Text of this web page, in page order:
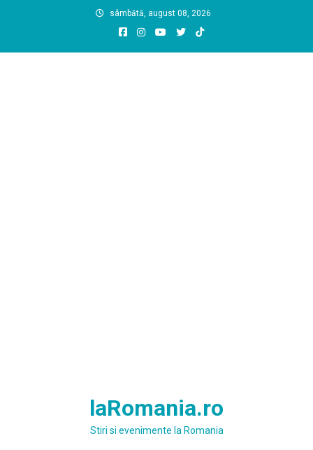
sâmbătă, august 08, 2026
laRomania.ro
Stiri si evenimente la Romania